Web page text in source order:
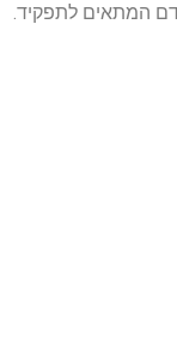
המתאים לתפקיד.